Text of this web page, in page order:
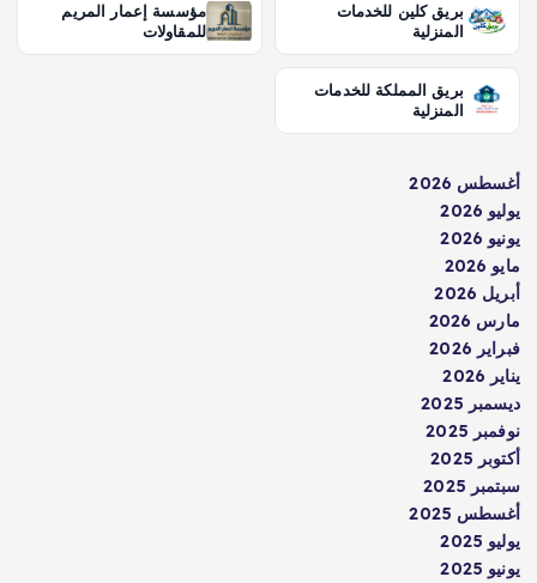
بريق كلين للخدمات
المنزلية
مؤسسة إعمار المريم
للمقاولات
بريق المملكة للخدمات
المنزلية
أغسطس 2026
يوليو 2026
يونيو 2026
مايو 2026
أبريل 2026
مارس 2026
فبراير 2026
يناير 2026
ديسمبر 2025
نوفمبر 2025
أكتوبر 2025
سبتمبر 2025
أغسطس 2025
يوليو 2025
يونيو 2025